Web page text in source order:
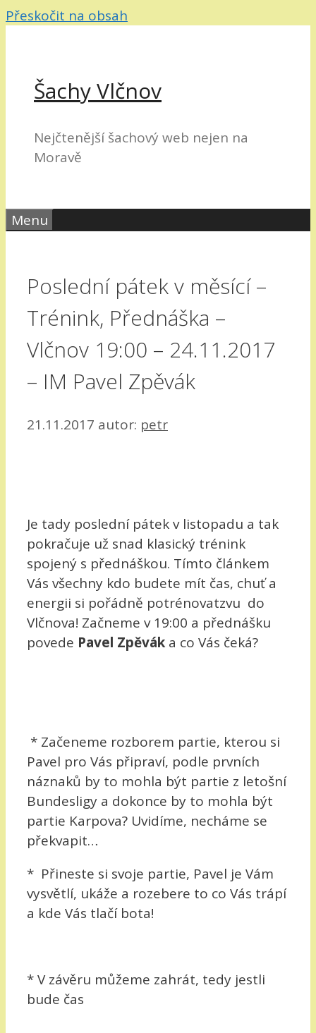
Přeskočit na obsah
Šachy Vlčnov
Nejčtenější šachový web nejen na
Moravě
Menu
Poslední pátek v měsící –
Trénink, Přednáška –
Vlčnov 19:00 – 24.11.2017
– IM Pavel Zpěvák
21.11.2017 autor: petr
Je tady poslední pátek v listopadu a tak
pokračuje už snad klasický trénink
spojený s přednáškou. Tímto článkem
Vás všechny kdo budete mít čas, chuť a
energii si pořádně potrénovatzvu do
Vlčnova! Začneme v 19:00 a přednášku
povede Pavel Zpěvák a co Vás čeká?
* Začeneme rozborem partie, kterou si
Pavel pro Vás připraví, podle prvních
náznaků by to mohla být partie z letošní
Bundesligy a dokonce by to mohla být
partie Karpova? Uvidíme, necháme se
překvapit…
* Přineste si svoje partie, Pavel je Vám
vysvětlí, ukáže a rozebere to co Vás trápí
a kde Vás tlačí bota!
* V závěru můžeme zahrát, tedy jestli
bude čas